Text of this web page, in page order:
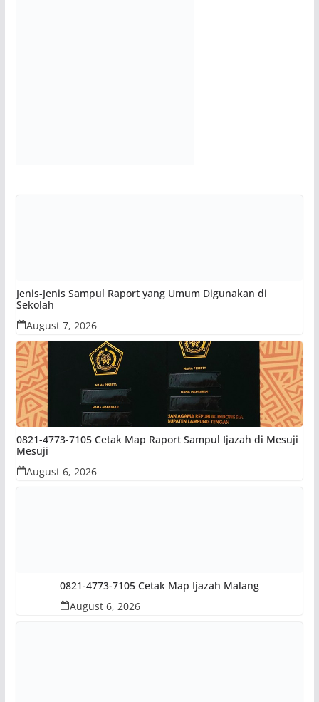
Jenis-Jenis Sampul Raport yang Umum Digunakan di
Sekolah
August 7, 2026
0821-4773-7105 Cetak Map Raport Sampul Ijazah di Mesuji
Mesuji
August 6, 2026
0821-4773-7105 Cetak Map Ijazah Malang
August 6, 2026